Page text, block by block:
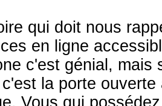
qui doit nous
en ligne
c'est génial, mais
la porte